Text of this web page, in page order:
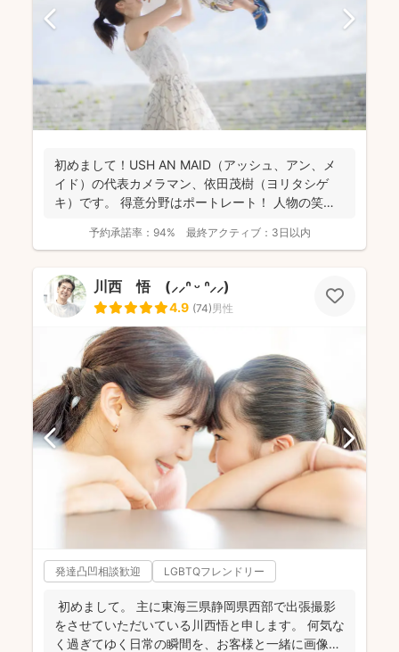
初めまして！USH AN MAID（アッシュ、アン、メ
イド）の代表カメラマン、依田茂樹（ヨリタシゲ
キ）です。 得意分野はポートレート！ 人物の笑顔
予約承諾率： 94% 最終アクティブ： 3日以内
川西 悟 (⸝⸝ᐢ ᵕ ᐢ⸝⸝)
4.9 (74)男性
発達凸凹相談歓迎 LGBTQフレンドリー
初めまして。 主に東海三県静岡県西部で出張撮影
をさせていただいている川西悟と申します。 何気な
く過ぎてゆく日常の瞬間を、お客様と一緒に画像と